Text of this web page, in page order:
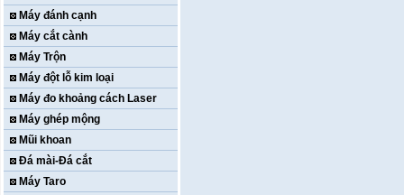
Máy đánh cạnh
Máy cắt cành
Máy Trộn
Máy đột lỗ kim loại
Máy đo khoảng cách Laser
Máy ghép mộng
Mũi khoan
Đá mài-Đá cắt
Máy Taro